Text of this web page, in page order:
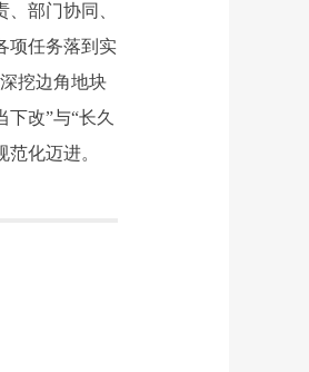
部门协同、
项任务落到实
挖边角地块
改”与“长久
化迈进。